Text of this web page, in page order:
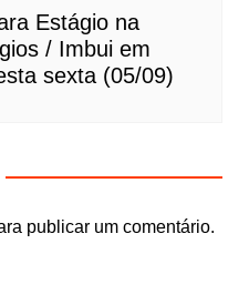
Estágio na
/ Imbui em
sexta (05/09)
publicar um comentário.